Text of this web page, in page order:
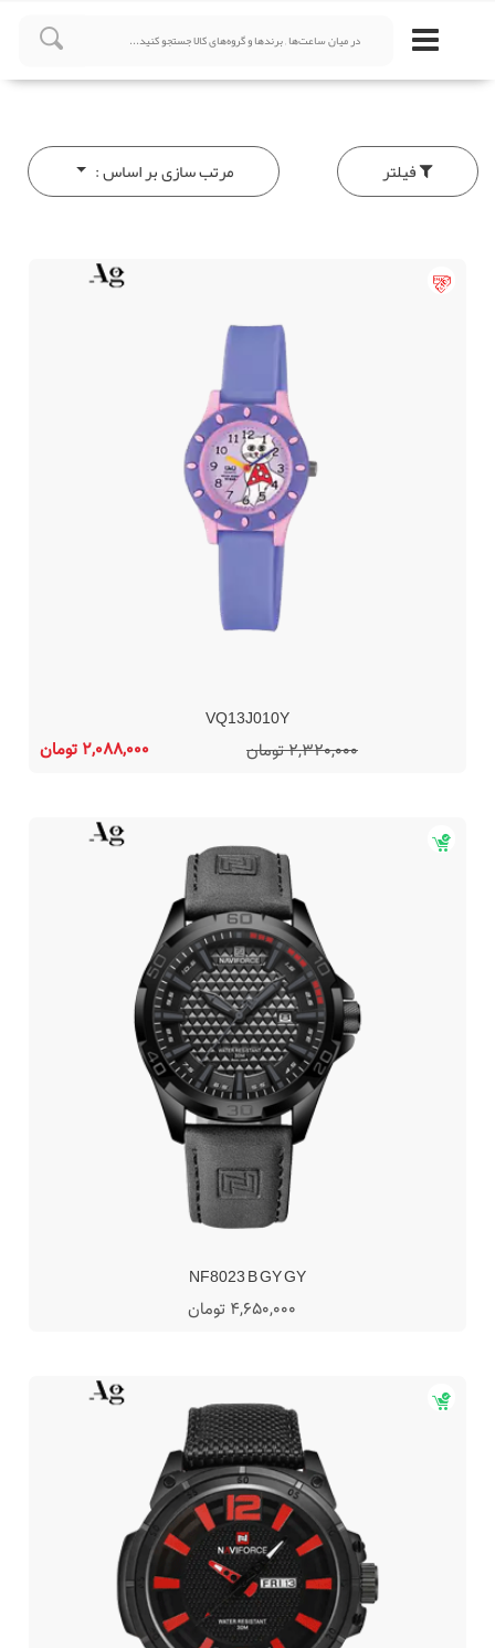
فیلتر مرتب سازی بر اساس :
VQ13J010Y
2,088,000 تومان 2,320,000 تومان
NF8023 B GY GY
4,650,000 تومان